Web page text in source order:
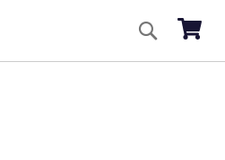
Mi
Buscar